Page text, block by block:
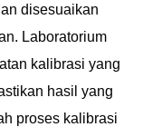
disesuaikan
Laboratorium
kalibrasi yang
hasil yang
proses kalibrasi